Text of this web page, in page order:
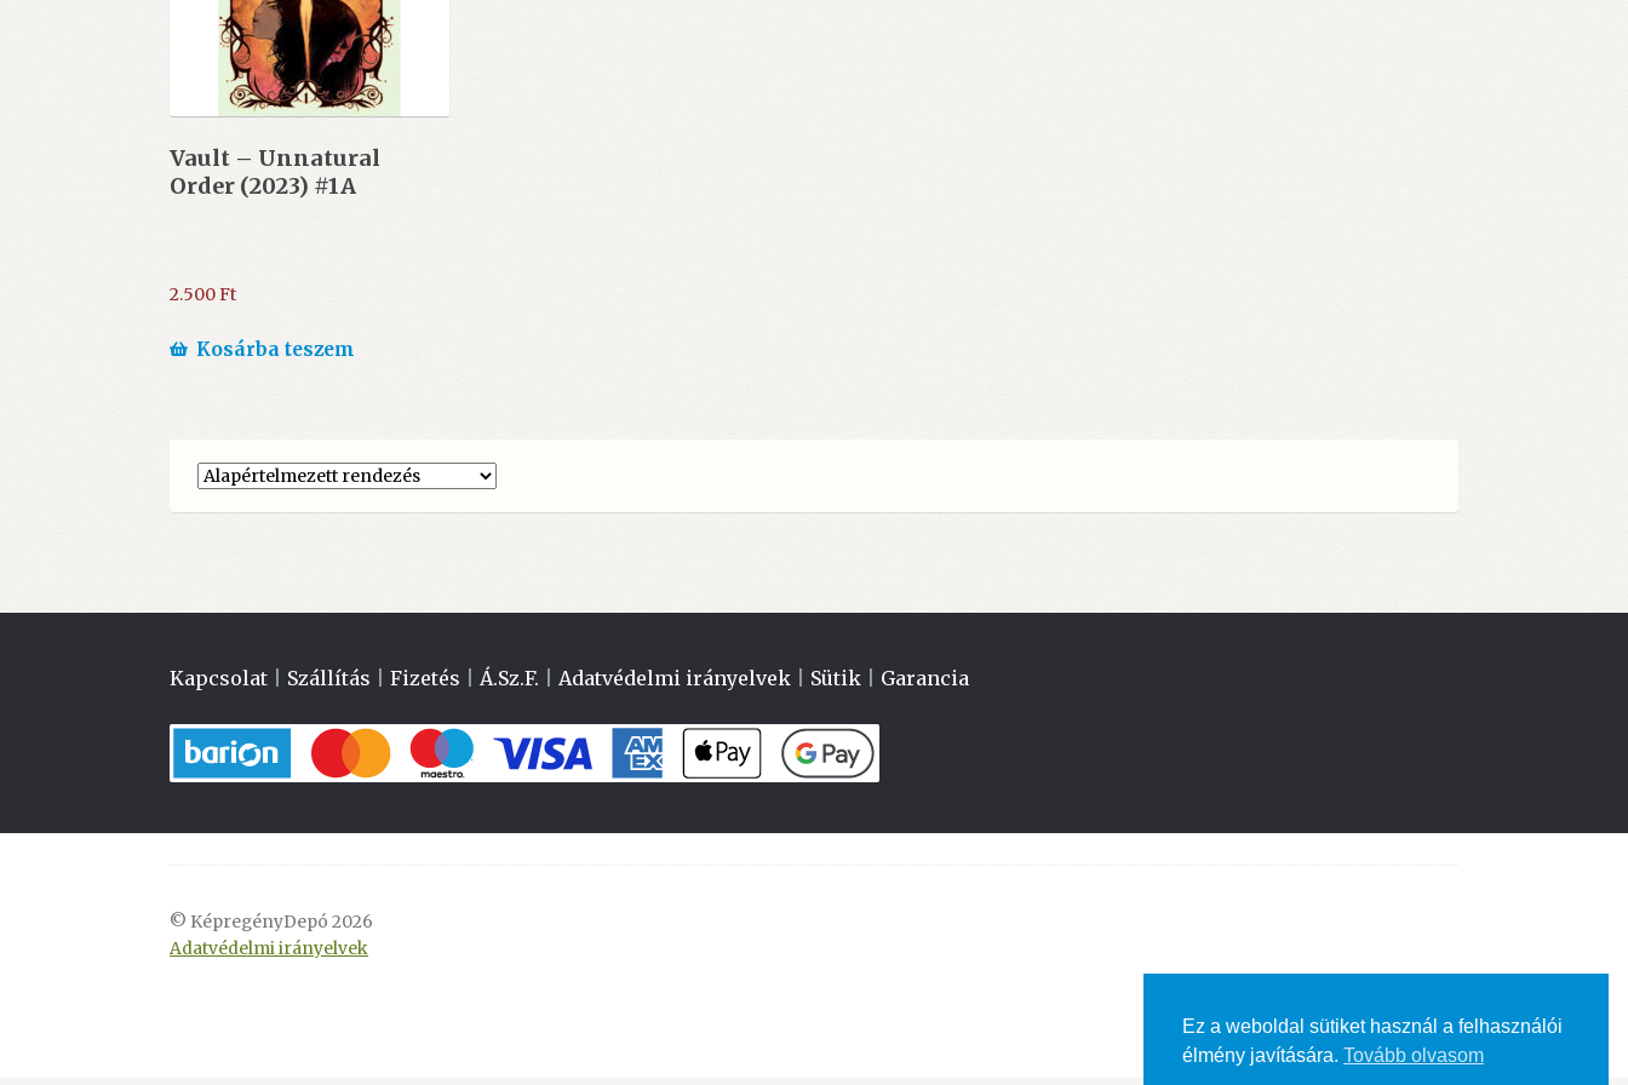
Vault – Unnatural
Order (2023) #1A
2.500Ft
Kosárba teszem
Kapcsolat Szállítás |Fizetés |Á.Sz.F. |Adatvédelmi irányelvek Sütik Garancia
© KépregényDepó 2026
Adatvédelmi irányelvek
Ez a weboldal sütiket használ a felhasználói
élmény javítására. Tovább olvasom